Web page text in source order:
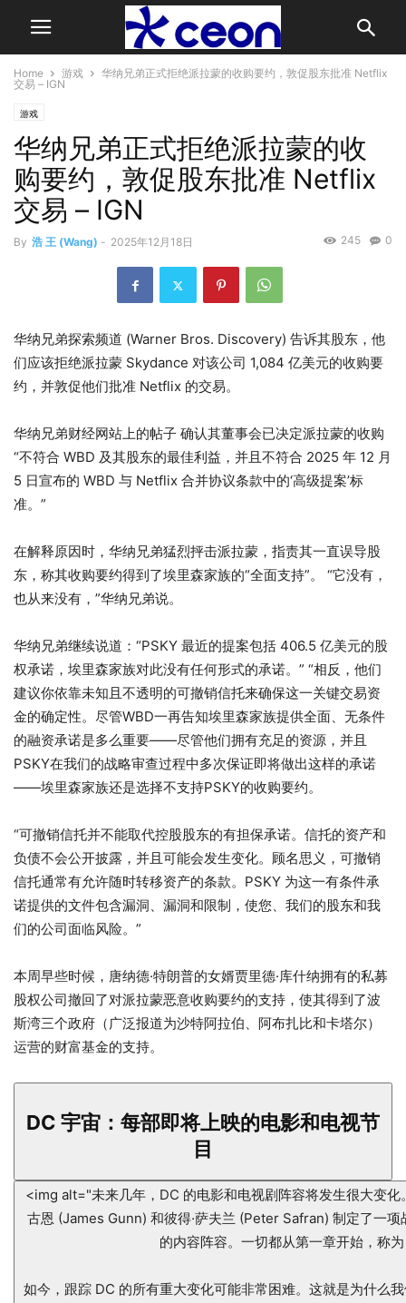
Home 游戏
华纳兄弟正式拒绝派拉蒙的收购要约，敦促股东批准 Netflix
交易 – IGN
游戏
华纳兄弟正式拒绝派拉蒙的收
购要约，敦促股东批准 Netflix
交易 – IGN
By 浩 王 (Wang) - 2025年12月18日 0
245
华纳兄弟探索频道 (Warner Bros. Discovery) 告诉其股东，他
们应该拒绝派拉蒙 Skydance 对该公司 1,084 亿美元的收购要
约，并敦促他们批准 Netflix 的交易。
华纳兄弟财经网站上的帖子 确认其董事会已决定派拉蒙的收购
“不符合 WBD 及其股东的最佳利益，并且不符合 2025 年 12 月
5 日宣布的 WBD 与 Netflix 合并协议条款中的‘高级提案’标
准。”
在解释原因时，华纳兄弟猛烈抨击派拉蒙，指责其一直误导股
东，称其收购要约得到了埃里森家族的“全面支持”。 “它没有，
也从来没有，”华纳兄弟说。
华纳兄弟继续说道：“PSKY 最近的提案包括 406.5 亿美元的股
权承诺，埃里森家族对此没有任何形式的承诺。” “相反，他们
建议你依靠未知且不透明的可撤销信托来确保这一关键交易资
金的确定性。尽管WBD一再告知埃里森家族提供全面、无条件
的融资承诺是多么重要——尽管他们拥有充足的资源，并且
PSKY在我们的战略审查过程中多次保证即将做出这样的承诺
——埃里森家族还是选择不支持PSKY的收购要约。
“可撤销信托并不能取代控股股东的有担保承诺。信托的资产和
负债不会公开披露，并且可能会发生变化。顾名思义，可撤销
信托通常有允许随时转移资产的条款。PSKY 为这一有条件承
诺提供的文件包含漏洞、漏洞和限制，使您、我们的股东和我
们的公司面临风险。”
本周早些时候，唐纳德·特朗普的女婿贾里德·库什纳拥有的私募
股权公司撤回了对派拉蒙恶意收购要约的支持，使其得到了波
斯湾三个政府（广泛报道为沙特阿拉伯、阿布扎比和卡塔尔）
运营的财富基金的支持。
DC 宇宙：每部即将上映的电影和电视节
目
<img alt="未来几年，DC 的电影和电视剧阵容将发生很大变
古恩 (James Gunn) 和彼得·萨夫兰 (Peter Safran) 制定了一
的内容阵容。一切都从第一章开始，称
如今，跟踪 DC 的所有重大变化可能非常困难。这就是为什么